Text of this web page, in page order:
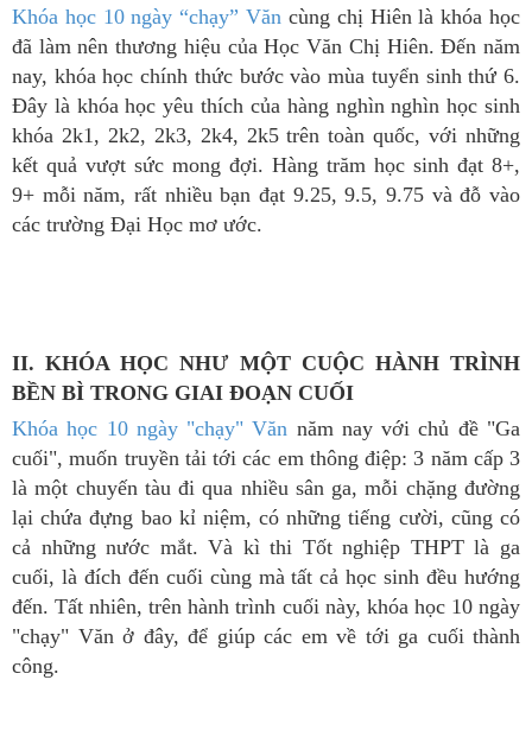
Khóa học 10 ngày “chạy” Văn cùng chị Hiên là khóa học
đã làm nên thương hiệu của Học Văn Chị Hiên. Đến năm
nay, khóa học chính thức bước vào mùa tuyển sinh thứ 6.
Đây là khóa học yêu thích của hàng nghìn nghìn học sinh
khóa 2k1, 2k2, 2k3, 2k4, 2k5 trên toàn quốc, với những
kết quả vượt sức mong đợi. Hàng trăm học sinh đạt 8+,
9+ mỗi năm, rất nhiều bạn đạt 9.25, 9.5, 9.75 và đỗ vào
các trường Đại Học mơ ước.
II. KHÓA HỌC NHƯ MỘT CUỘC HÀNH TRÌNH
BỀN BÌ TRONG GIAI ĐOẠN CUỐI
Khóa học 10 ngày "chạy" Văn năm nay với chủ đề "Ga
cuối", muốn truyền tải tới các em thông điệp: 3 năm cấp 3
là một chuyến tàu đi qua nhiều sân ga, mỗi chặng đường
lại chứa đựng bao kỉ niệm, có những tiếng cười, cũng có
cả những nước mắt. Và kì thi Tốt nghiệp THPT là ga
cuối, là đích đến cuối cùng mà tất cả học sinh đều hướng
đến. Tất nhiên, trên hành trình cuối này, khóa học 10 ngày
"chạy" Văn ở đây, để giúp các em về tới ga cuối thành
công.